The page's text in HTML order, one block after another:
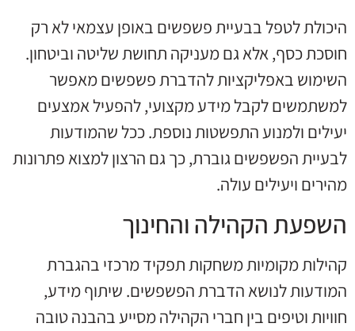
היכולת לטפל בבעיית פשפשים באופן עצמאי לא רק
חוסכת כסף, אלא גם מעניקה תחושת שליטה וביטחון.
השימוש באפליקציות להדברת פשפשים מאפשר
למשתמשים לקבל מידע מקצועי, להפעיל אמצעים
יעילים ולמנוע התפשטות נוספת. ככל שהמודעות
לבעיית הפשפשים גוברת, כך גם הרצון למצוא פתרונות
מהירים ויעילים עולה.
השפעת הקהילה והחינוך
קהילות מקומיות משחקות תפקיד מרכזי בהגברת
המודעות לנושא הדברת הפשפשים. שיתוף מידע,
חוויות וטיפים בין חברי הקהילה מסייע בהבנה טובה